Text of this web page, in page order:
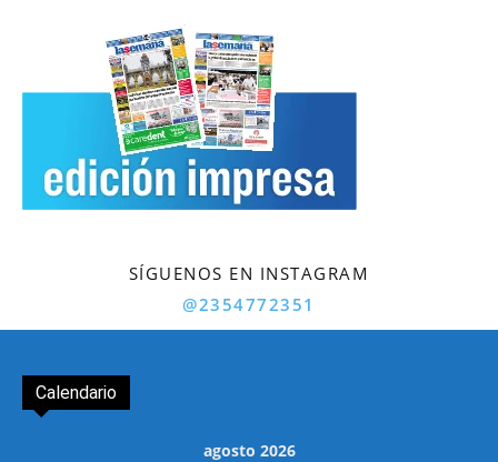
SÍGUENOS EN INSTAGRAM
@2354772351
Calendario
agosto 2026